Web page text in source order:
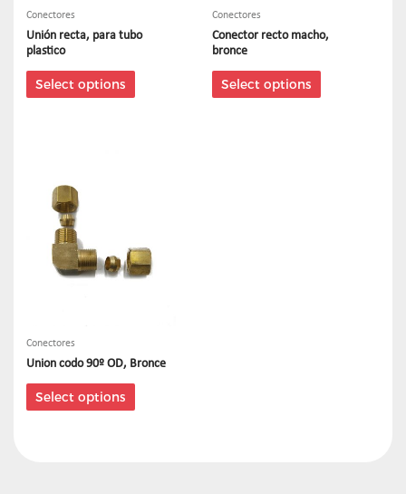
Conectores
Unión recta, para tubo
plastico
Select options
Conectores
Conector recto macho,
bronce
Select options
Conectores
Union codo 90º OD, Bronce
Select options